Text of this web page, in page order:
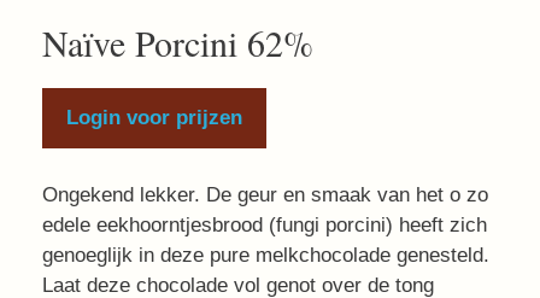
Naïve Porcini 62%
Login voor prijzen
Ongekend lekker. De geur en smaak van het o zo
edele eekhoorntjesbrood (fungi porcini) heeft zich
genoeglijk in deze pure melkchocolade genesteld.
Laat deze chocolade vol genot over de tong